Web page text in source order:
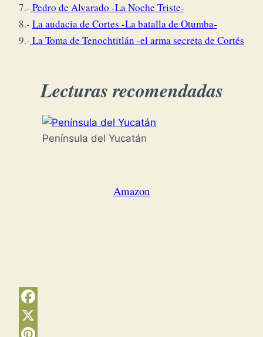
7.- Pedro de Alvarado -La Noche Triste-
8.- La audacia de Cortes -La batalla de Otumba-
9.- La Toma de Tenochtitlán -el arma secreta de Cortés
Lecturas recomendadas
Península del Yucatán
Amazon
Facebook
X